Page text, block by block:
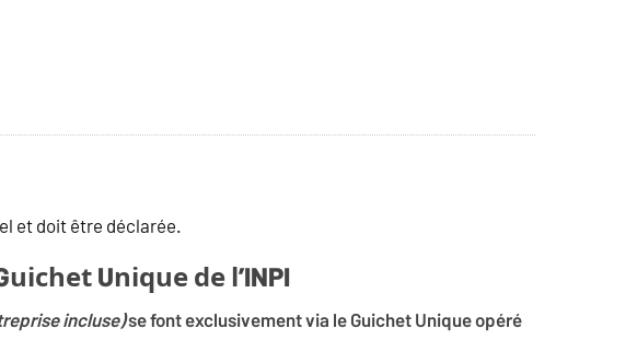
et doit être déclarée.
Unique de l’INPI
incluse)se font exclusivement via le Guichet Unique opéré